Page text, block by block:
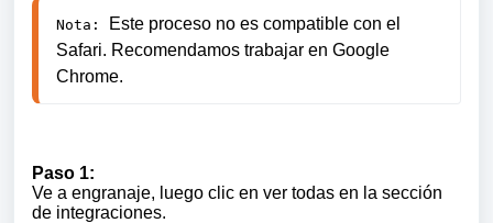
Nota:
Este proceso no es compatible con el
Safari. Recomendamos trabajar en Google
Chrome.
Paso 1:
Ve a engranaje, luego clic en ver todas en la sección
de integraciones.